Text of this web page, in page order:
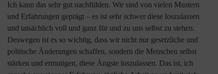
Ich kann das sehr gut nachfühlen. Wir sind von vielen Mustern
und Erfahrungen geprägt – es ist sehr schwer diese loszulassen
und tatsächlich voll und ganz für und zu uns selbst zu stehen.
Deswegen ist es so wichtig, dass wir nicht nur gesetzliche und
politische Änderungen schaffen, sondern die Menschen selbst
stärken und ermutigen, diese Ängste loszulassen. Das ist, ich